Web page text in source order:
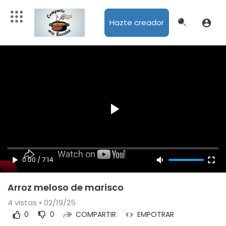
Hazte creador
0:00 /7:14
Arroz meloso de marisco
4 vistas • 02/19/25
0 0 COMPARTIR EMPOTRAR